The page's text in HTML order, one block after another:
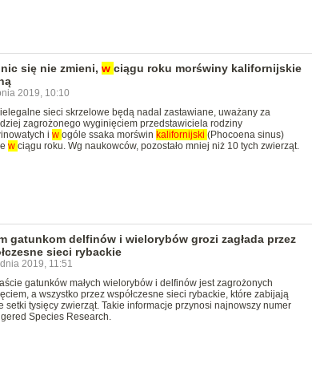
się nie zmieni, w ciągu roku morświny kalifornijskie
2019, 10:10
sieci skrzelowe będą nadal zastawiane, uważany za
zagrożonego wyginięciem przedstawiciela rodziny
i w ogóle ssaka morświn kalifornijski (Phocoena sinus)
w ciągu roku. Wg naukowców, pozostało mniej niż 10 tych zwierząt.
gatunkom delfinów i wielorybów grozi zagłada przez
sieci rybackie
2019, 11:51
gatunków małych wielorybów i delfinów jest zagrożonych
a wszystko przez współczesne sieci rybackie, które zabijają
setki tysięcy zwierząt. Takie informacje przynosi najnowszy numer
Species Research.